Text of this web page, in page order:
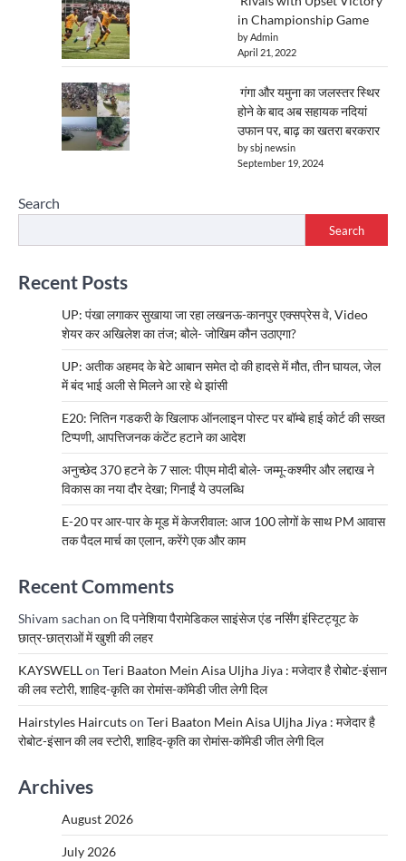
in Championship Game
by Admin
April 21, 2022
गंगा और यमुना का जलस्तर स्थिर
होने के बाद अब सहायक नदियां
उफान पर, बाढ़ का खतरा बरकरार
by sbj newsin
September 19, 2024
Search
Search
Recent Posts
UP: पंखा लगाकर सुखाया जा रहा लखनऊ-कानपुर एक्सप्रेस वे, Video
शेयर कर अखिलेश का तंज; बोले- जोखिम कौन उठाएगा?
UP: अतीक अहमद के बेटे आबान समेत दो की हादसे में मौत, तीन घायल, जेल
में बंद भाई अली से मिलने आ रहे थे झांसी
E20: नितिन गडकरी के खिलाफ ऑनलाइन पोस्ट पर बॉम्बे हाई कोर्ट की सख्त
टिप्पणी, आपत्तिजनक कंटेंट हटाने का आदेश
अनुच्छेद 370 हटने के 7 साल: पीएम मोदी बोले- जम्मू-कश्मीर और लद्दाख ने
विकास का नया दौर देखा; गिनाईं ये उपलब्धि
E-20 पर आर-पार के मूड में केजरीवाल: आज 100 लोगों के साथ PM आवास
तक पैदल मार्च का एलान, करेंगे एक और काम
Recent Comments
Shivam sachan on दि पनेशिया पैरामेडिकल साइंसेज एंड नर्सिंग इंस्टिट्यूट के
छात्र-छात्राओं में खुशी की लहर
KAYSWELLon Teri Baaton Mein Aisa Uljha Jiya : मजेदार है रोबोट-इंसान
की लव स्टोरी, शाहिद-कृति का रोमांस-कॉमेडी जीत लेगी दिल
Hairstyles Haircutson Teri Baaton Mein Aisa Uljha Jiya : मजेदार है
रोबोट-इंसान की लव स्टोरी, शाहिद-कृति का रोमांस-कॉमेडी जीत लेगी दिल
Archives
August 2026
July 2026